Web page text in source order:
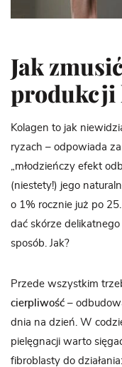
Jak
produkcji
Kolagen to jak
ryzach – odpowiada
„młodzieńczy efekt
(niestety!) jego
o 1% rocznie już po
dać skórze
sposób. Jak?
Przede wszystkim
cierpliwość –
dnia na dzień. W
pielęgnacji warto
fibroblasty do działania: